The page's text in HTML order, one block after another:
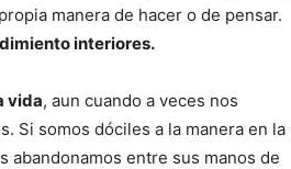
manera de hacer o de pensar.
interiores.
vida, aun cuando a veces nos
Si somos dóciles a la manera en la
abandonamos entre sus manos de